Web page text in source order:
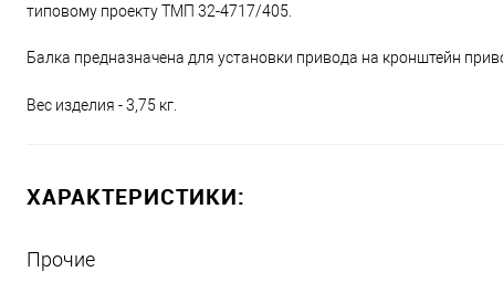
типовому проекту ТМП 32-4717/405.
Балка предназначена для установки привода на кронштейн
Вес изделия - 3,75 кг.
ХАРАКТЕРИСТИКИ:
Прочие